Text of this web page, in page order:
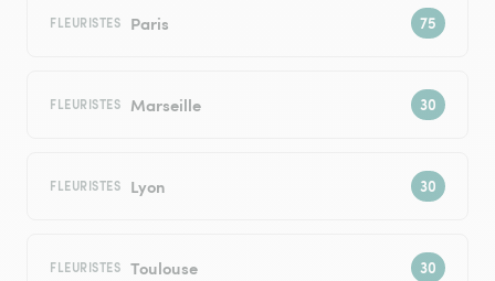
FLEURISTES Paris
FLEURISTES Marseille
FLEURISTES Lyon
FLEURISTES Toulouse